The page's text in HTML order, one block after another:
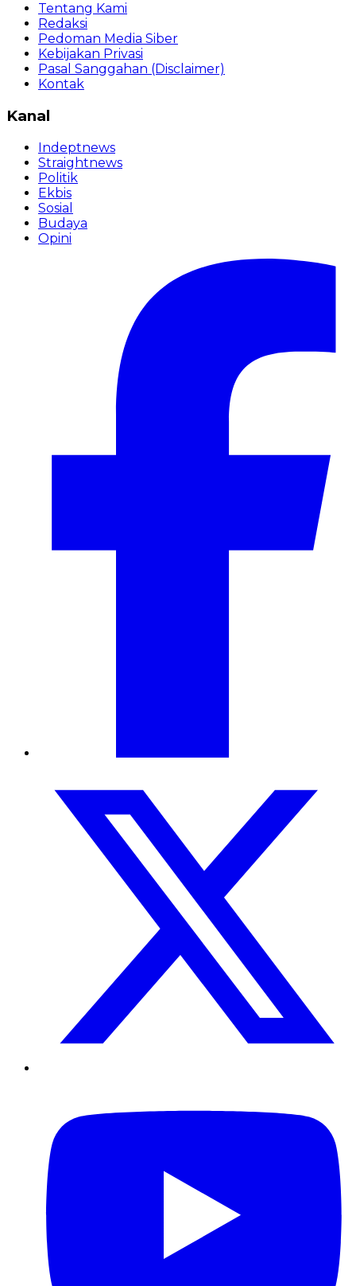
Tentang Kami
Redaksi
Pedoman Media Siber
Kebijakan Privasi
Pasal Sanggahan (Disclaimer)
Kontak
Kanal
Indeptnews
Straightnews
Politik
Ekbis
Sosial
Budaya
Opini